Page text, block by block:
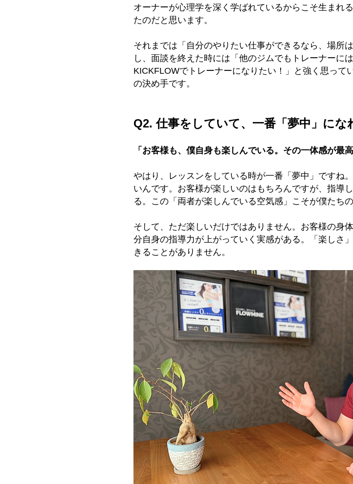
オーナーが心理学を深く学ばれているからこそ生まれ
たのだと思います。
それまでは「自分のやりたい仕事ができるなら、場所
し、面談を終えた時には「他のジムでもトレーナーに
KICKFLOWでトレーナーになりたい！」と強く思って
の決め手です。
Q2. 仕事をしていて、一番「夢中」にな
「お客様も、僕自身も楽しんでいる。その一体感が最
やはり、レッスンをしている時が一番「夢中」ですね
いんです。お客様が楽しいのはもちろんですが、指導
る。この「両者が楽しんでいる空気感」こそが僕たち
そして、ただ楽しいだけではありません。お客様の身
分自身の指導力が上がっていく実感がある。「楽しさ
きることがありません。